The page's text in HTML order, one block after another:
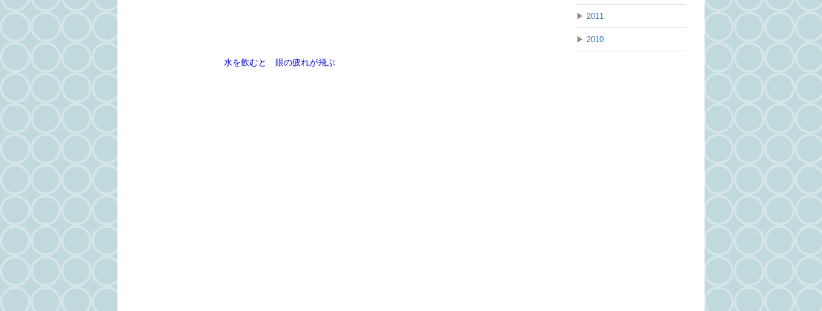
水を飲むと 眼の疲れが飛ぶ
▶ 2011
▶ 2010